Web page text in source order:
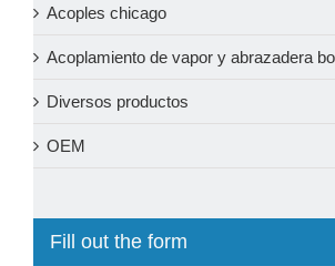
Acoples chicago
Acoplamiento de vapor y abrazadera
Diversos productos
OEM
Fill out the form